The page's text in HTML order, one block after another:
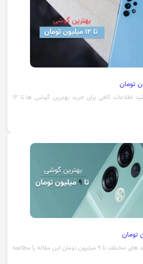
با مطالعه این مطلب میتوانید اطلاعات کافی برای خرید بهترین گوشی ها تا 12
برای خرید انواع گوشی در برند های مختلف تا 9 میلیون تومان این مقاله را مطالعه